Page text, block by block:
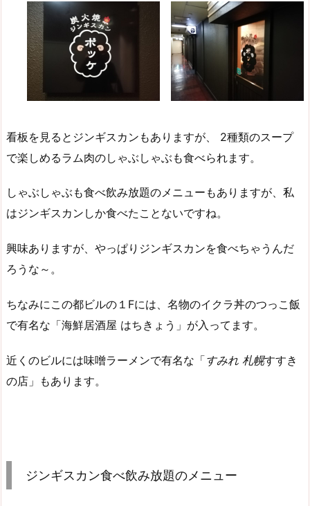
看板を見るとジンギスカンもありますが、 2種類のスープ
で楽しめるラム肉のしゃぶしゃぶも食べられます。
しゃぶしゃぶも食べ飲み放題のメニューもありますが、私
はジンギスカンしか食べたことないですね。
興味ありますが、やっぱりジンギスカンを食べちゃうんだ
ろうな～。
ちなみにこの都ビルの１Fには、名物のイクラ丼のつっこ飯
で有名な「海鮮居酒屋 はちきょう」が入ってます。
近くのビルには味噌ラーメンで有名な「すみれ 札幌すすき
の店」もあります。
ジンギスカン食べ飲み放題のメニュー